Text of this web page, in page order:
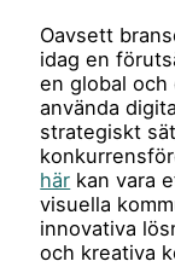
Oavsett
idag en
en global och
använda
strategiskt
här kan vara
visuella
innovativa
och kreativa